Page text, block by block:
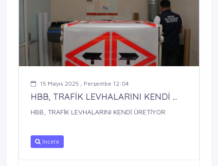
15 Mayıs 2025 , Perşembe 12:04
HBB, TRAFİK LEVHALARINI KENDİ ...
HBB, TRAFİK LEVHALARINI KENDİ ÜRETİYOR
İncele